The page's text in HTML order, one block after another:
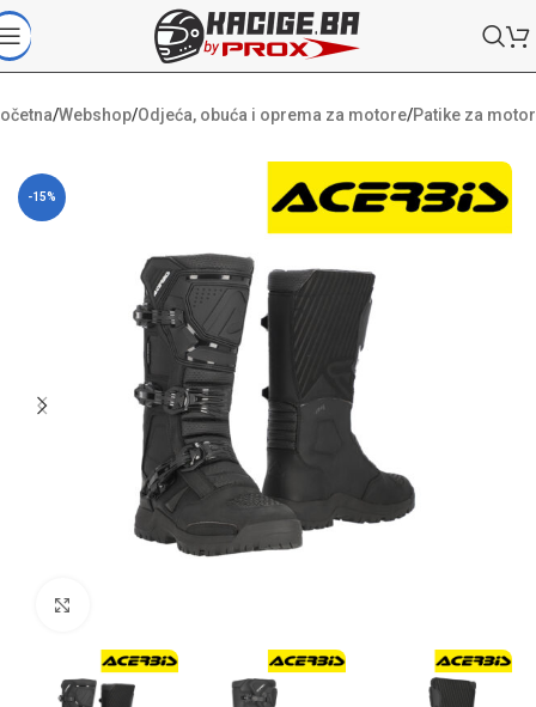
/Webshop/Odjeća, obuća i oprema za motore/Patike za motor
-15%